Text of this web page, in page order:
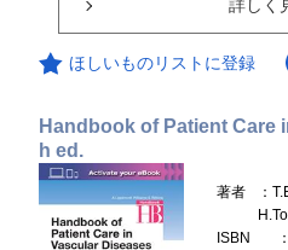
詳しく
ほしいものリストに登録
Handbook of Patient Care
h ed.
著者
：
ISBN